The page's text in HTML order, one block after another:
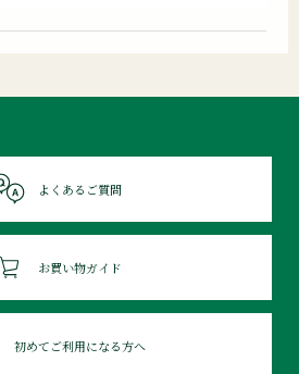
よくあるご質問
お買い物ガイド
初めてご利用になる方へ